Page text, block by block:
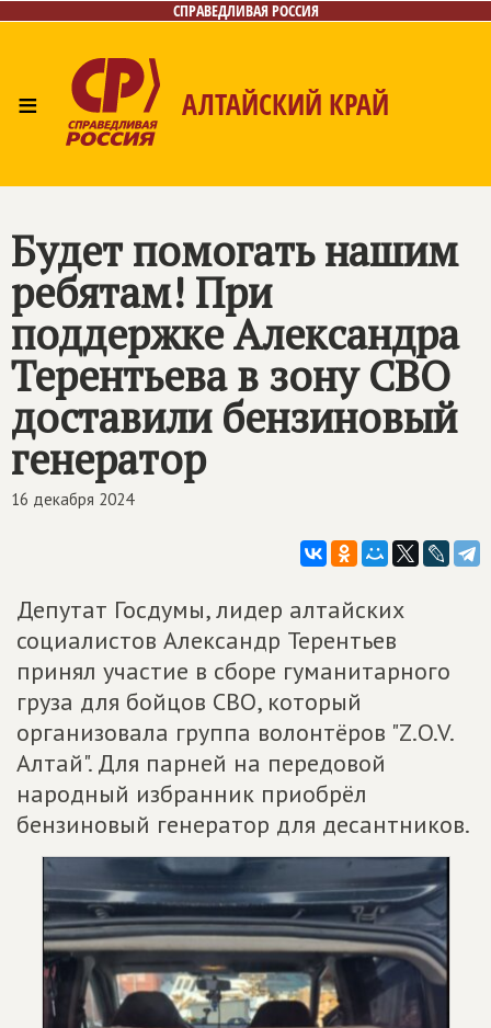
СПРАВЕДЛИВАЯ РОССИЯ
≡ АЛТАЙСКИЙ КРАЙ
Будет помогать нашим
ребятам! При
поддержке Александра
Терентьева в зону СВО
доставили бензиновый
генератор
16 декабря 2024
Депутат Госдумы, лидер алтайских
социалистов Александр Терентьев
принял участие в сборе гуманитарного
груза для бойцов СВО, который
организовала группа волонтёров "Z.O.V.
Алтай". Для парней на передовой
народный избранник приобрёл
бензиновый генератор для десантников.